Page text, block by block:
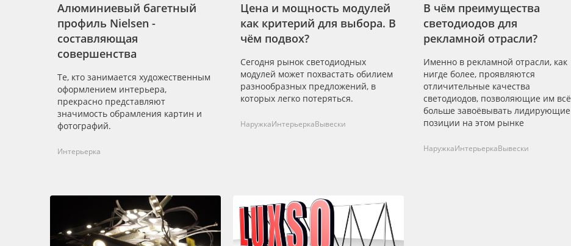
Алюминиевый багетный
профиль Nielsen -
cоставляющая
совершенства
Те, кто занимается художественным
оформлением интерьера,
прекрасно представляют
значимость обрамления картин и
фотографий.
Интерьерка
Цена и мощность модулей
как критерий для выбора. В
чём подвох?
Сегодня рынок светодиодных
модулей может похвастать обилием
разнообразных предложений, в
которых легко потеряться.
НаружкаИнтерьеркаВывески
В чём преимущества
светодиодов для
рекламной отрасли?
Именно в рекламной отрасли, как
нигде более, проявляются
отличительные качества
светодиодов, позволяющие им всё
больше завоёвывать лидирующие
позиции на этом рынке
НаружкаИнтерьеркаВывески